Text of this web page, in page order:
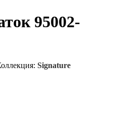
95002-
Signature